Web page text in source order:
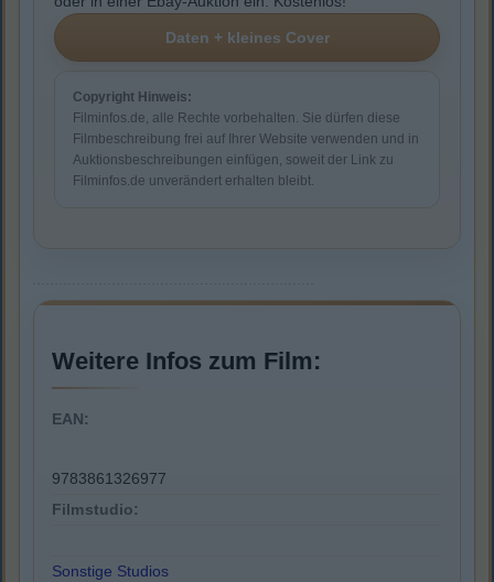
Copyright Hinweis:
Filminfos.de, alle Rechte vorbehalten. Sie dürfen diese
Filmbeschreibung frei auf Ihrer Website verwenden und in
Auktionsbeschreibungen einfügen, soweit der Link zu
Filminfos.de unverändert erhalten bleibt.
Weitere Infos zum Film:
EAN:
9783861326977
Filmstudio:
Sonstige Studios